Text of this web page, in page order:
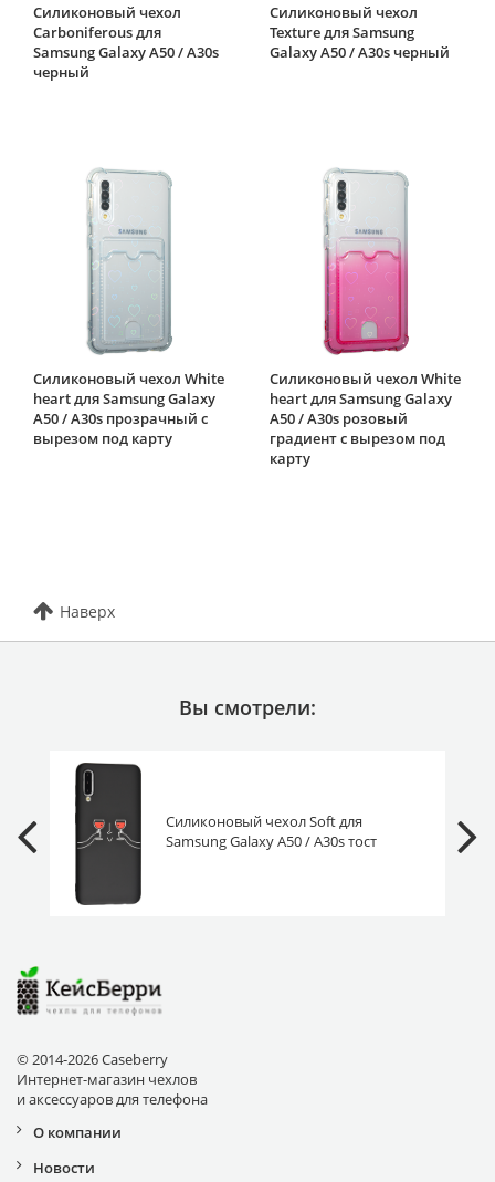
Силиконовый чехол
Carboniferous для
Samsung Galaxy A50 / A30s
черный
Силиконовый чехол
Texture для Samsung
Galaxy A50 / A30s черный
Силиконовый чехол White
heart для Samsung Galaxy
A50 / A30s прозрачный с
вырезом под карту
Силиконовый чехол White
heart для Samsung Galaxy
A50 / A30s розовый
градиент c вырезом под
карту
Наверх
Вы смотрели:
Силиконовый чехол Soft для
Samsung Galaxy A50 / A30s тост
© 2014-2026 Caseberry
Интернет-магазин чехлов
и аксессуаров для телефона
О компании
Новости